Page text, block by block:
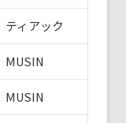
ティアック
MUSIN
MUSIN